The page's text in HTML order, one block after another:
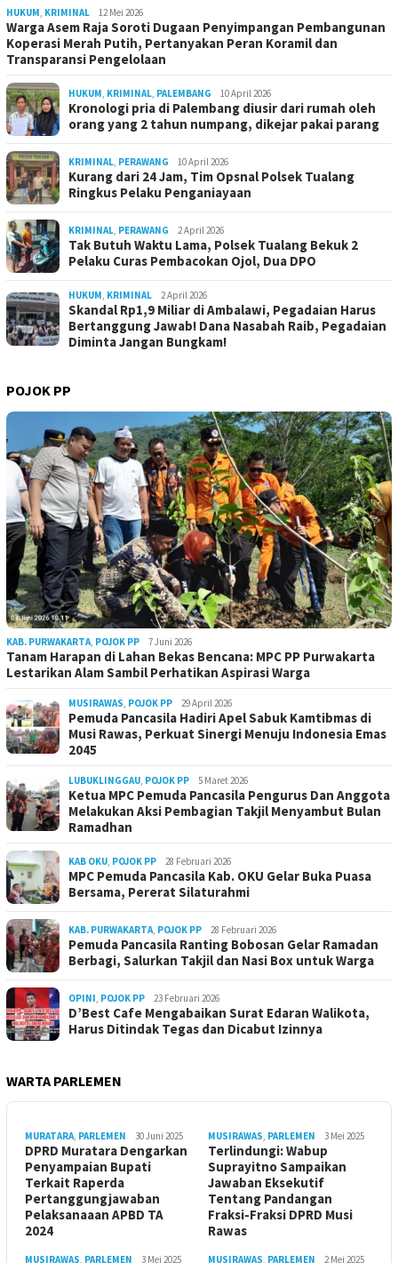
HUKUM KRIMINAL 12 Mei 2026
Warga Asem Raja Soroti Dugaan Penyimpangan Pembangunan
Koperasi Merah Putih, Pertanyakan Peran Koramil dan
Transparansi Pengelolaan
HUKUM KRIMINAL PALEMBANG 10 April 2026
Kronologi pria di Palembang diusir dari rumah oleh
orang yang 2 tahun numpang, dikejar pakai parang
KRIMINAL PERAWANG 10 April 2026
Kurang dari 24 Jam, Tim Opsnal Polsek Tualang
Ringkus Pelaku Penganiayaan
KRIMINAL PERAWANG 2 April 2026
Tak Butuh Waktu Lama, Polsek Tualang Bekuk 2
Pelaku Curas Pembacokan Ojol, Dua DPO
HUKUM KRIMINAL 2 April 2026
Skandal Rp1,9 Miliar di Ambalawi, Pegadaian Harus
Bertanggung Jawab! Dana Nasabah Raib, Pegadaian
Diminta Jangan Bungkam!
POJOK PP
KAB. PURWAKARTA POJOK PP 7 Juni 2026
Tanam Harapan di Lahan Bekas Bencana: MPC PP Purwakarta
Lestarikan Alam Sambil Perhatikan Aspirasi Warga
MUSIRAWAS POJOK PP 29 April 2026
Pemuda Pancasila Hadiri Apel Sabuk Kamtibmas di
Musi Rawas, Perkuat Sinergi Menuju Indonesia Emas
2045
LUBUKLINGGAU POJOK PP 5 Maret 2026
Ketua MPC Pemuda Pancasila Pengurus Dan Anggota
Melakukan Aksi Pembagian Takjil Menyambut Bulan
Ramadhan
KAB OKU POJOK PP 28 Februari 2026
MPC Pemuda Pancasila Kab. OKU Gelar Buka Puasa
Bersama, Pererat Silaturahmi
KAB. PURWAKARTA POJOK PP 28 Februari 2026
Pemuda Pancasila Ranting Bobosan Gelar Ramadan
Berbagi, Salurkan Takjil dan Nasi Box untuk Warga
OPINI POJOK PP 23 Februari 2026
D’Best Cafe Mengabaikan Surat Edaran Walikota,
Harus Ditindak Tegas dan Dicabut Izinnya
WARTA PARLEMEN
MURATARA PARLEMEN 30 Juni 2025
DPRD Muratara Dengarkan
Penyampaian Bupati
Terkait Raperda
Pertanggungjawaban
Pelaksanaaan APBD TA
2024
MUSIRAWAS PARLEMEN 3 Mei 2025
Terlindungi: Wabup
Suprayitno Sampaikan
Jawaban Eksekutif
Tentang Pandangan
Fraksi-Fraksi DPRD Musi
Rawas
MUSIRAWAS PARLEMEN 3 Mei 2025 MUSIRAWAS PARLEMEN 2 Mei 2025